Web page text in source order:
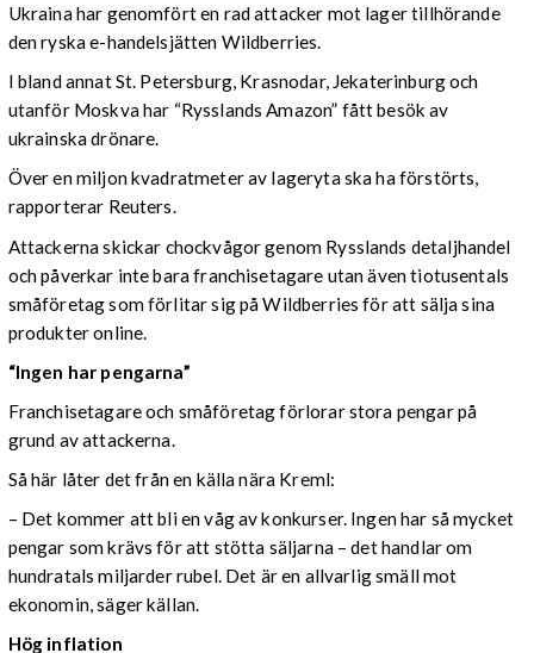
Ukraina har genomfört en rad attacker mot lager tillhörande
den ryska e-handelsjätten Wildberries.
I bland annat St. Petersburg, Krasnodar, Jekaterinburg och
utanför Moskva har “Rysslands Amazon” fått besök av
ukrainska drönare.
Över en miljon kvadratmeter av lageryta ska ha förstörts,
rapporterar Reuters.
Attackerna skickar chockvågor genom Rysslands detaljhandel
och påverkar inte bara franchisetagare utan även tiotusentals
småföretag som förlitar sig på Wildberries för att sälja sina
produkter online.
“Ingen har pengarna”
Franchisetagare och småföretag förlorar stora pengar på
grund av attackerna.
Så här låter det från en källa nära Kreml:
– Det kommer att bli en våg av konkurser. Ingen har så mycket
pengar som krävs för att stötta säljarna – det handlar om
hundratals miljarder rubel. Det är en allvarlig smäll mot
ekonomin, säger källan.
Hög inflation